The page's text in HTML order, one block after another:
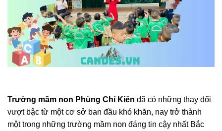
Trường mầm non Phùng Chí Kiên đã có những thay đổi
vượt bậc từ một cơ sở ban đầu khó khăn, nay trở thành
một trong những trường mầm non đáng tin cậy nhất Bắc